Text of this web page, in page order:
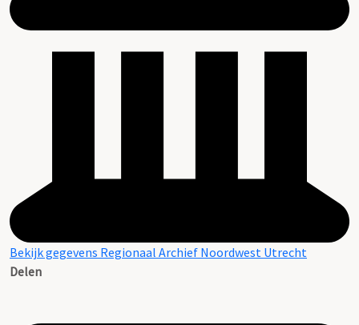
Bekijk gegevens Regionaal Archief Noordwest Utrecht
Delen